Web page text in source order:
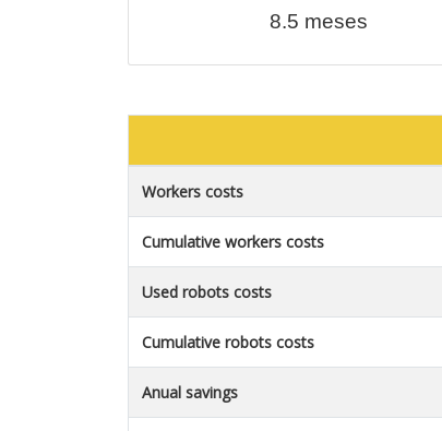
8.5 meses
Workers costs
Cumulative workers costs
Used robots costs
Cumulative robots costs
Anual savings